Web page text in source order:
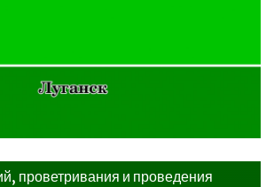
проветривания и проведения